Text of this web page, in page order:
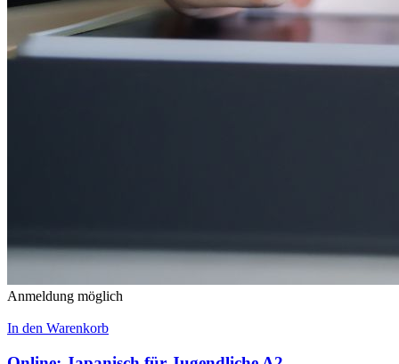
Anmeldung möglich
In den Warenkorb